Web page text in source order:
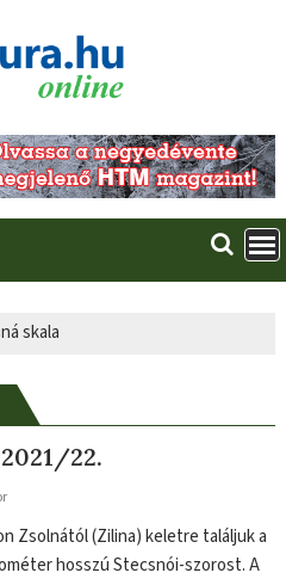
skala
22.
Zsolnától (Zilina) keletre találjuk a
hosszú Stecsnói-szorost. A